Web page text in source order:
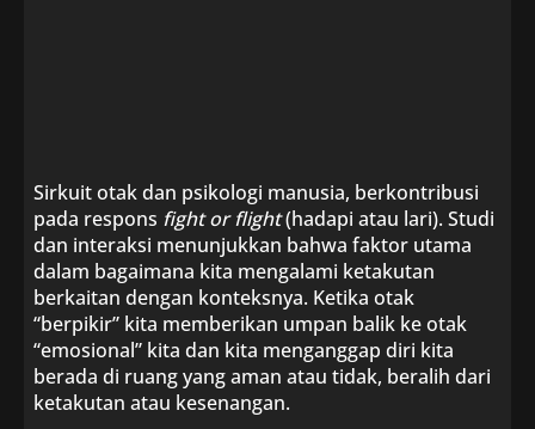
Sirkuit otak dan psikologi manusia, berkontribusi
pada respons fight or flight(hadapi atau lari). Studi
dan interaksi menunjukkan bahwa faktor utama
dalam bagaimana kita mengalami ketakutan
berkaitan dengan konteksnya. Ketika otak
“berpikir” kita memberikan umpan balik ke otak
“emosional” kita dan kita menganggap diri kita
berada di ruang yang aman atau tidak, beralih dari
ketakutan atau kesenangan.